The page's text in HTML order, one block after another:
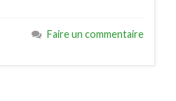
Faire un commentaire